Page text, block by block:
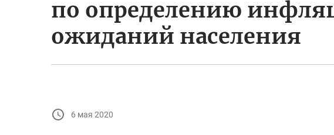
по определению
ожиданий населения
6 мая 2020